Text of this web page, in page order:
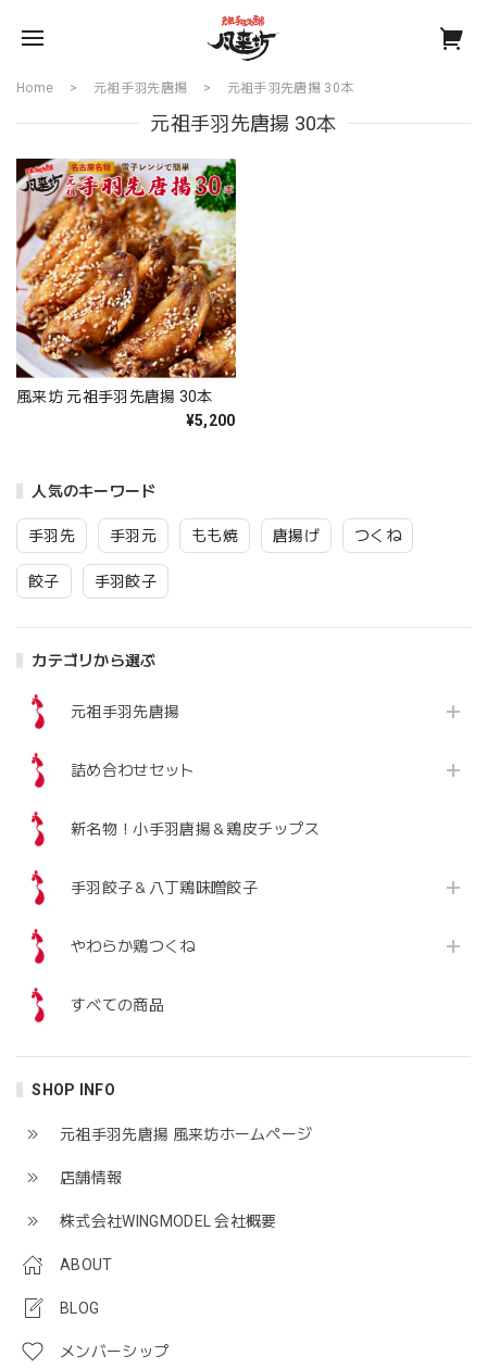
人気のキーワード
手羽先 手羽元 もも焼 唐揚げ つくね
餃子 手羽餃子
カテゴリから選ぶ
元祖手羽先唐揚
詰め合わせセット
新名物！小手羽唐揚＆鶏皮チップス
手羽餃子＆八丁鶏味噌餃子
やわらか鶏つくね
すべての商品
SHOP INFO
元祖手羽先唐揚 風来坊ホームぺージ
店舗情報
株式会社WINGMODEL 会社概要
ABOUT
BLOG
メンバーシップ
Home 元祖手羽先唐揚 元祖手羽先唐揚 30本
元祖手羽先唐揚 30本
風来坊 元祖手羽先唐揚 30本
¥5,200